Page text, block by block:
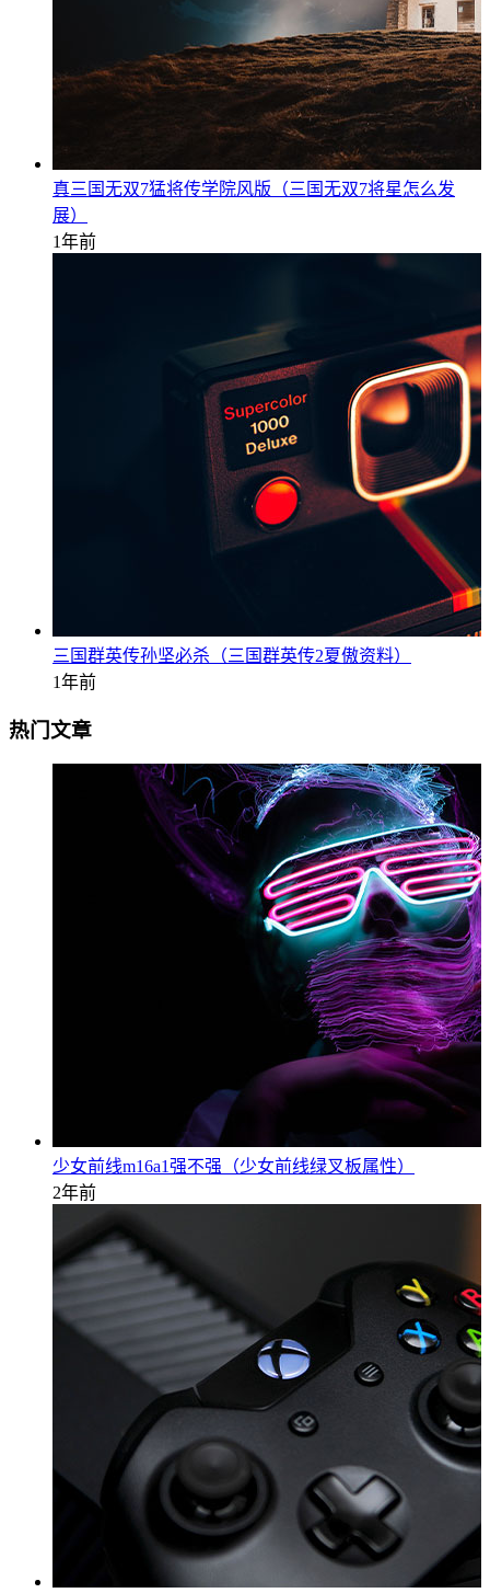
真三国无双7猛将传学院风版（三国无双7将星怎么发
展）
1年前
三国群英传孙坚必杀（三国群英传2夏傲资料）
1年前
热门文章
少女前线m16a1强不强（少女前线绿叉板属性）
2年前